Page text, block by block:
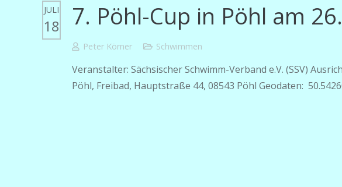
JULI
18 7. Pöhl-Cup in Pöhl am
Peter Körner Schwimmen
Veranstalter: Sächsischer Schwimm-Verband e.V. (SSV)
Pöhl, Freibad, Hauptstraße 44, 08543 Pöhl Geodaten: